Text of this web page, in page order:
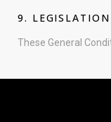
9. LEGISLATION
These General